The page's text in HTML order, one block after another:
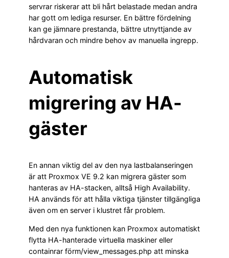
servrar riskerar att bli hårt belastade medan andra
har gott om lediga resurser. En bättre fördelning
kan ge jämnare prestanda, bättre utnyttjande av
hårdvaran och mindre behov av manuella ingrepp.
Automatisk
migrering av HA-
gäster
En annan viktig del av den nya lastbalanseringen
är att Proxmox VE 9.2 kan migrera gäster som
hanteras av HA-stacken, alltså High Availability.
HA används för att hålla viktiga tjänster tillgängliga
även om en server i klustret får problem.
Med den nya funktionen kan Proxmox automatiskt
flytta HA-hanterade virtuella maskiner eller
containrar förm/view_messages.php att minska